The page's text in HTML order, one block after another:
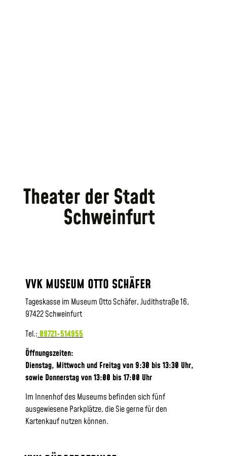
VVK MUSEUM OTTO SCHÄFER
Tageskasse im Museum Otto Schäfer, Judithstraße 16,
97422 Schweinfurt
Tel.: 09721-514955
Öffnungszeiten:
Dienstag, Mittwoch und Freitag von 9:30 bis 13:30 Uhr,
sowie Donnerstag von 13:00 bis 17:00 Uhr
Im Innenhof des Museums befinden sich fünf
ausgewiesene Parkplätze, die Sie gerne für den
Kartenkauf nutzen können.